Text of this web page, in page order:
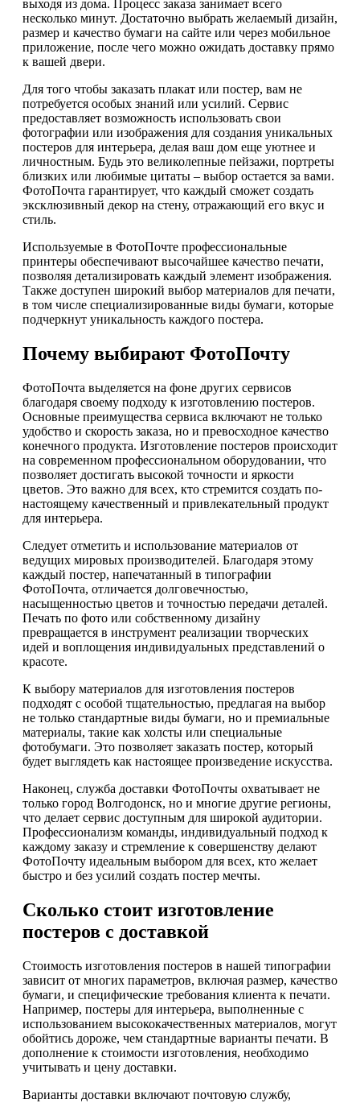
выходя из дома. Процесс заказа занимает всего
несколько минут. Достаточно выбрать желаемый дизайн,
размер и качество бумаги на сайте или через мобильное
приложение, после чего можно ожидать доставку прямо
к вашей двери.
Для того чтобы заказать плакат или постер, вам не
потребуется особых знаний или усилий. Сервис
предоставляет возможность использовать свои
фотографии или изображения для создания уникальных
постеров для интерьера, делая ваш дом еще уютнее и
личностным. Будь это великолепные пейзажи, портреты
близких или любимые цитаты – выбор остается за вами.
ФотоПочта гарантирует, что каждый сможет создать
эксклюзивный декор на стену, отражающий его вкус и
стиль.
Используемые в ФотоПочте профессиональные
принтеры обеспечивают высочайшее качество печати,
позволяя детализировать каждый элемент изображения.
Также доступен широкий выбор материалов для печати,
в том числе специализированные виды бумаги, которые
подчеркнут уникальность каждого постера.
Почему выбирают ФотоПочту
ФотоПочта выделяется на фоне других сервисов
благодаря своему подходу к изготовлению постеров.
Основные преимущества сервиса включают не только
удобство и скорость заказа, но и превосходное качество
конечного продукта. Изготовление постеров происходит
на современном профессиональном оборудовании, что
позволяет достигать высокой точности и яркости
цветов. Это важно для всех, кто стремится создать по-
настоящему качественный и привлекательный продукт
для интерьера.
Следует отметить и использование материалов от
ведущих мировых производителей. Благодаря этому
каждый постер, напечатанный в типографии
ФотоПочта, отличается долговечностью,
насыщенностью цветов и точностью передачи деталей.
Печать по фото или собственному дизайну
превращается в инструмент реализации творческих
идей и воплощения индивидуальных представлений о
красоте.
К выбору материалов для изготовления постеров
подходят с особой тщательностью, предлагая на выбор
не только стандартные виды бумаги, но и премиальные
материалы, такие как холсты или специальные
фотобумаги. Это позволяет заказать постер, который
будет выглядеть как настоящее произведение искусства.
Наконец, служба доставки ФотоПочты охватывает не
только город Волгодонск, но и многие другие регионы,
что делает сервис доступным для широкой аудитории.
Профессионализм команды, индивидуальный подход к
каждому заказу и стремление к совершенству делают
ФотоПочту идеальным выбором для всех, кто желает
быстро и без усилий создать постер мечты.
Сколько стоит изготовление
постеров с доставкой
Стоимость изготовления постеров в нашей типографии
зависит от многих параметров, включая размер, качество
бумаги, и специфические требования клиента к печати.
Например, постеры для интерьера, выполненные с
использованием высококачественных материалов, могут
обойтись дороже, чем стандартные варианты печати. В
дополнение к стоимости изготовления, необходимо
учитывать и цену доставки.
Варианты доставки включают почтовую службу,